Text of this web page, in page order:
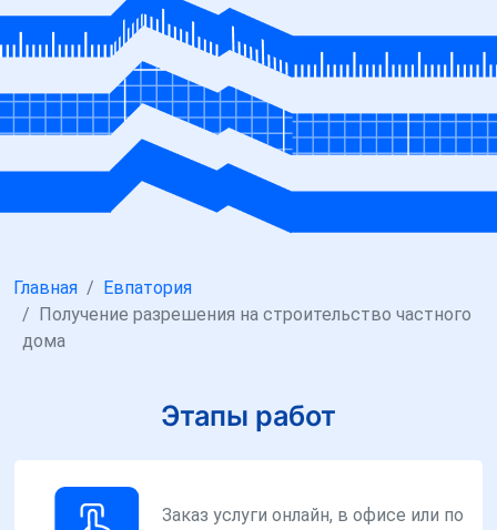
Главная
Евпатория
Получение разрешения на строительство частного
дома
Этапы работ
Заказ услуги онлайн, в офисе или по